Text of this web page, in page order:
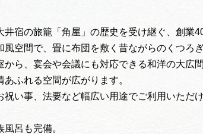
宿の旅籠「角屋」の歴史を受け継ぐ、創業
空間で、畳に布団を敷く昔ながらのくつろ
ら、宴会や会議にも対応できる和洋の大広
ふれる空間が広がります。
い事、法要など幅広い用途でご利用いただけ
呂も完備。